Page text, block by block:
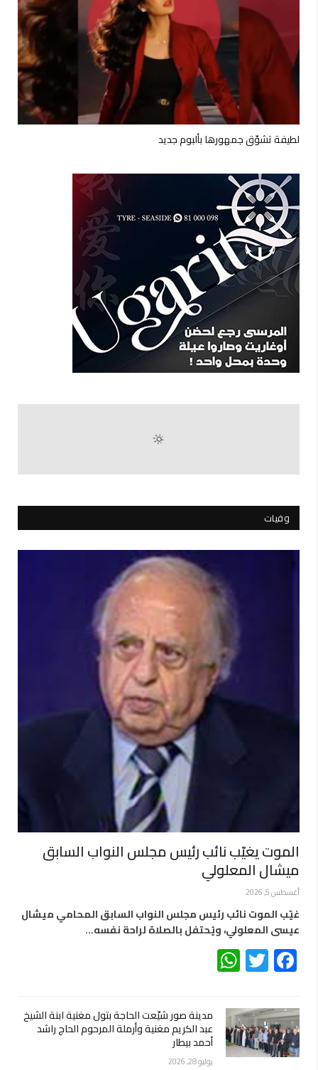
لطيفة تشوّق جمهورها بألبوم جديد
وفيات
الموت يغيّب نائب رئيس مجلس النواب السابق
ميشال المعلولي
أغسطس 5, 2026
غيّب الموت نائب رئيس مجلس النواب السابق المحامي ميشال
عيسى المعلولي، ويُحتفل بالصلاة لراحة نفسه…
Facebook
Twitter
مدينة صور شيّعت الحاجة بتول مغنية ابنة الشيخ
عبد الكريم مغنية وأرملة المرحوم الحاج راشد
أحمد بيطار
يوليو 28, 2026